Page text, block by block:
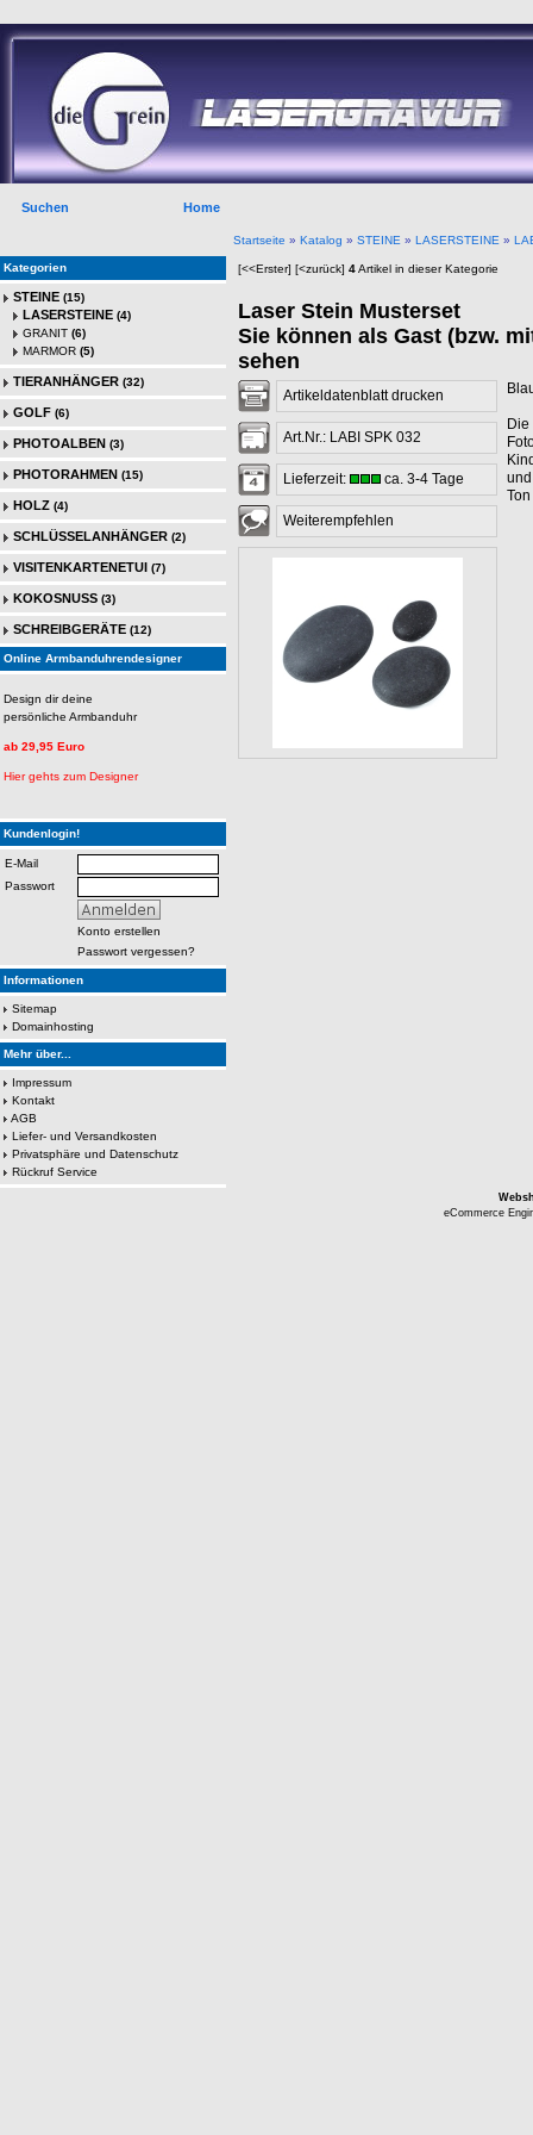
Home
Suchen
Startseite » Katalog » STEINE » LASERSTEINE »
Kategorien
STEINE (15)
LASERSTEINE (4)
GRANIT (6)
MARMOR (5)
TIERANHÄNGER (32)
GOLF (6)
PHOTOALBEN (3)
PHOTORAHMEN (15)
HOLZ (4)
SCHLÜSSELANHÄNGER (2)
VISITENKARTENETUI (7)
KOKOSNUSS (3)
SCHREIBGERÄTE (12)
Online Armbanduhrendesigner
Design dir deine
persönliche Armbanduhr
ab 29,95 Euro
Hier gehts zum Designer
Kundenlogin!
E-Mail
Passwort
Konto erstellen
Passwort vergessen?
Informationen
Sitemap
Domainhosting
Mehr über...
Impressum
Kontakt
AGB
Liefer- und Versandkosten
Privatsphäre und Datenschutz
Rückruf Service
[<<Erster] [<zurück] 4Artikel in dieser Kategorie
Laser Stein Musterset
Sie können als Gast (bzw.
sehen
Artikeldatenblatt drucken
Art.Nr.: LABI SPK 032
Lieferzeit: ca. 3-4 Tage
Weiterempfehlen
eCommerce